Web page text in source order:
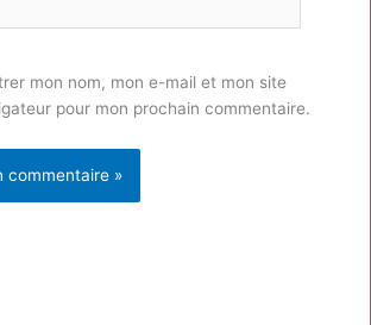
mon nom, mon e-mail et mon site
pour mon prochain commentaire.